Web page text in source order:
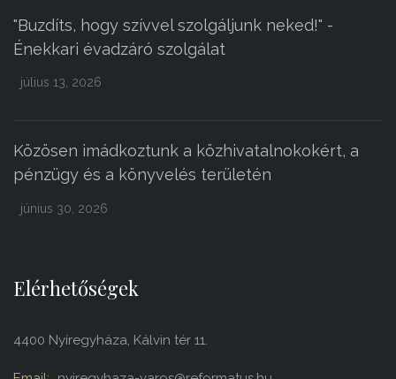
"Buzdíts, hogy szívvel szolgáljunk neked!" -
Énekkari évadzáró szolgálat
július 13, 2026
Közösen imádkoztunk a közhivatalnokokért, a
pénzügy és a könyvelés területén
június 30, 2026
Elérhetőségek
4400 Nyíregyháza, Kálvin tér 11.